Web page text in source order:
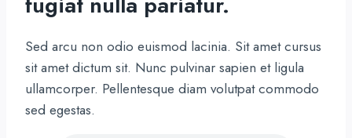
Sed arcu non odio euismod lacinia. Sit amet cursus
sit amet dictum sit. Nunc pulvinar sapien et ligula
ullamcorper. Pellentesque diam volutpat commodo
sed egestas.